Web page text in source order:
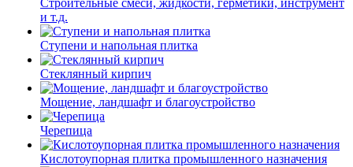
Строительные смеси, жидкости, герметики, инструмент
и т.д.
Ступени и напольная плитка
Cтеклянный кирпич
Мощение, ландшафт и благоустройство
Черепица
Кислотоупорная плитка промышленного назначения